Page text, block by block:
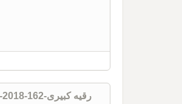
Mırra Ağacının Kehriba Gözleri-Ruqeyye Kebiri-Ebced -2018-162-رقیه کبیری